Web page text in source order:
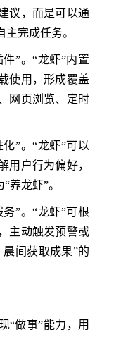
议，而是可以通
完成任务。
”。“龙虾”内置
使用，形成覆盖
网页浏览、定时
”。“龙虾”可以
用户行为偏好，
养龙虾”。
”。“龙虾”可根
主动触发预警或
间获取成果”的
做事”能力，用